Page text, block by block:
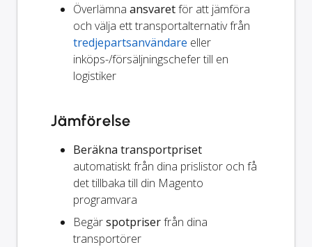
Överlämna ansvaretför att jämföra
och välja ett transportalternativ från
tredjepartsanvändare eller
inköps-/försäljningschefer till en
logistiker
Jämförelse
Beräkna transportpriset
automatiskt från dina prislistor och få
det tillbaka till din Magento
programvara
Begärspotpriserfrån dina
transportörer